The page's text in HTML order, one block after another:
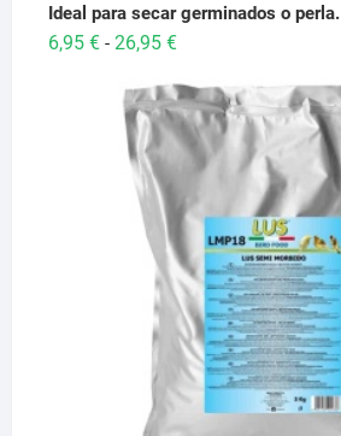
Ideal para secar germinados o perla.
6,95 € - 26,95 €Rango
precios:
desde
6,95 €
26,95 €